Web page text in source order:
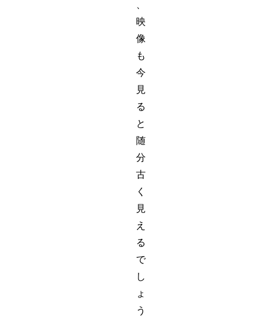
映
像
も
今
見
る
と
随
分
古
く
見
え
る
で
し
ょ
う